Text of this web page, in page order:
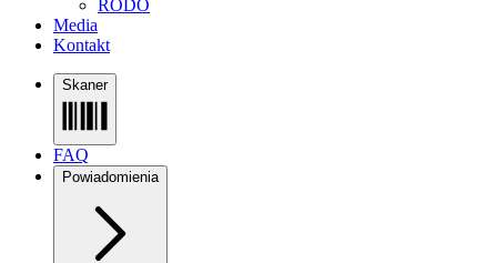
RODO
Media
Kontakt
Skaner
FAQ
Powiadomienia